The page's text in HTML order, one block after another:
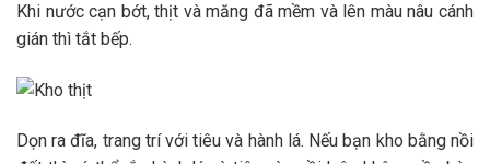
Khi nước cạn bớt, thịt và măng đã mềm và lên màu nâu cánh
gián thì tắt bếp.
Dọn ra đĩa, trang trí với tiêu và hành lá. Nếu bạn kho bằng nồi